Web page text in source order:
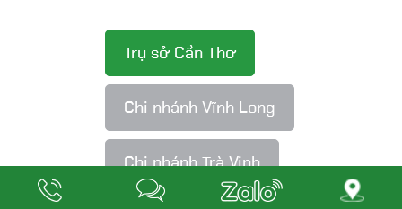
Trụ sở Cần Thơ
Chi nhánh Vĩnh Long
Chi nhánh Trà Vinh